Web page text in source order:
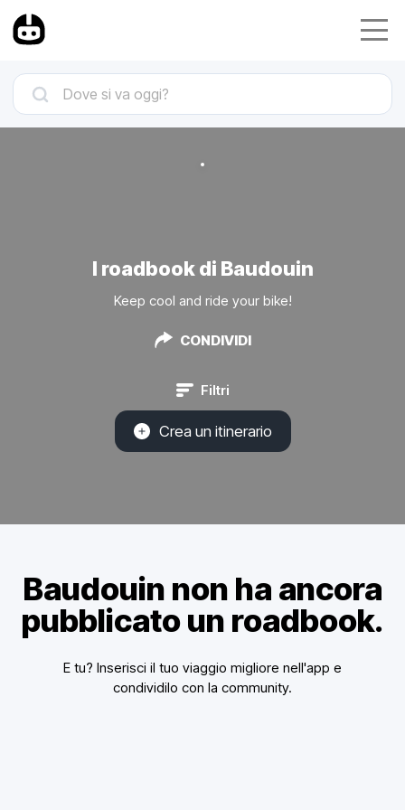
I roadbook di Baudouin
Keep cool and ride your bike!
CONDIVIDI
Filtri
Crea un itinerario
Baudouin non ha ancora
pubblicato un roadbook.
E tu? Inserisci il tuo viaggio migliore nell'app e
condividilo con la community.